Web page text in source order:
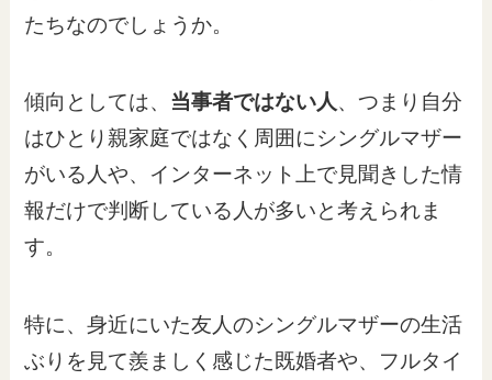
たちなのでしょうか。
傾向としては、 当事者ではない人、つまり自分
はひとり親家庭ではなく周囲にシングルマザー
がいる人や、インターネット上で見聞きした情
報だけで判断している人が多いと考えられま
す。
特に、身近にいた友人のシングルマザーの生活
ぶりを見て羨ましく感じた既婚者や、フルタイ